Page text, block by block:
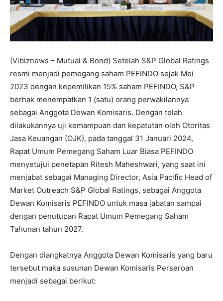
(Vibiznews – Mutual & Bond) Setelah S&P Global Ratings
resmi menjadi pemegang saham PEFINDO sejak Mei
2023 dengan kepemilikan 15% saham PEFINDO, S&P
berhak menempatkan 1 (satu) orang perwakilannya
sebagai Anggota Dewan Komisaris. Dengan telah
dilakukannya uji kemampuan dan kepatutan oleh Otoritas
Jasa Keuangan (OJK), pada tanggal 31 Januari 2024,
Rapat Umum Pemegang Saham Luar Biasa PEFINDO
menyetujui penetapan Ritesh Maheshwari, yang saat ini
menjabat sebagai Managing Director, Asia Pacific Head of
Market Outreach S&P Global Ratings, sebagai Anggota
Dewan Komisaris PEFINDO untuk masa jabatan sampai
dengan penutupan Rapat Umum Pemegang Saham
Tahunan tahun 2027.
Dengan diangkatnya Anggota Dewan Komisaris yang baru
tersebut maka susunan Dewan Komisaris Perseroan
menjadi sebagai berikut: